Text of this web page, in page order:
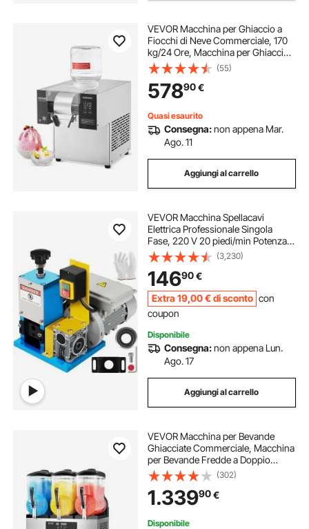
VEVOR Macchina per Ghiaccio a
Fiocchi di Neve Commerciale, 170
kg/24 Ore, Macchina per Ghiaccio
Tritato in Acciaio Inox, Sistema di
Raffreddamento ad Aria per
Dissipazione Calore, per Panetteria,
Bar
(55)
57890€
Quasi esaurito
Consegna:non appena Mar.
Ago. 11
Aggiungi al carrello
VEVOR Macchina Spellacavi
Elettrica Professionale Singola
Fase, 220 V 20 piedi/min Potenza
1/4 HP 180 W Spelacavi Portatile per
Il Riciclaggio del Rame per
Rimuovere L'Isolamento in Plastica
e Gomma.
(3,230)
14690€
Extra 19,00 €di sconto con
coupon
Disponibile
Consegna:non appena Lun.
Ago. 17
Aggiungi al carrello
VEVOR Macchina per Bevande
Ghiacciate Commerciale, Macchina
per Bevande Fredde a Doppio
Serbatoio 3 x 12 Litri, Macchina per
Bevande Smoothie Drink in Acciaio
Inox da Bar Ristorante Hotel
Catering
(302)
1.33990€
Disponibile